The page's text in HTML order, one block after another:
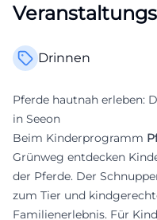
Drinnen
Pferde hautnah erleben:
in Seeon
Beim Kinderprogramm
Grünweg entdecken
der Pferde. Der
zum Tier und
Familienerlebnis. Für